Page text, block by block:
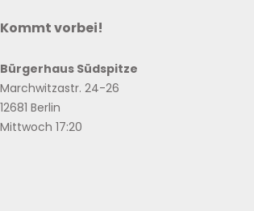
Kommt vorbei!
Bürgerhaus Südspitze
Marchwitzastr. 24-26
12681 Berlin
Mittwoch 17:20